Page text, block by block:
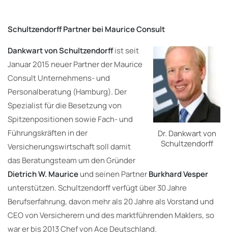
Schultzendorff Partner bei Maurice Consult
Dr. Dankwart von
Schultzendorff
Dankwart von Schultzendorffist seit
Januar 2015 neuer Partner der Maurice
Consult Unternehmens- und
Personalberatung (Hamburg). Der
Spezialist für die Besetzung von
Spitzenpositionen sowie Fach- und
Führungskräften in der
Versicherungswirtschaft soll damit
das Beratungsteam um den Gründer
Dietrich W. Mauriceund seinen PartnerBurkhard Vesper
unterstützen. Schultzendorff verfügt über 30 Jahre
Berufserfahrung, davon mehr als 20 Jahre als Vorstand und
CEO von Versicherern und des marktführenden Maklers, so
war er bis 2013 Chef von Ace Deutschland.